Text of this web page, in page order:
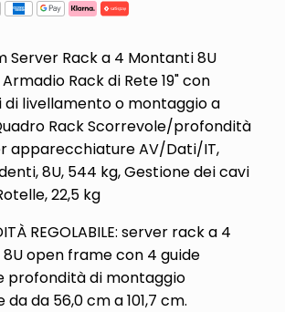
Server Rack a 4 Montanti 8U
Rack di Rete 19" con
di livellamento o montaggio a
Rack Scorrevole/profondità
apparecchiature AV/Dati/IT,
8U, 544 kg, Gestione dei cavi
22,5 kg
REGOLABILE: server rack a 4
open frame con 4 guide
profondità di montaggio
da 56,0 cm a 101,7 cm.